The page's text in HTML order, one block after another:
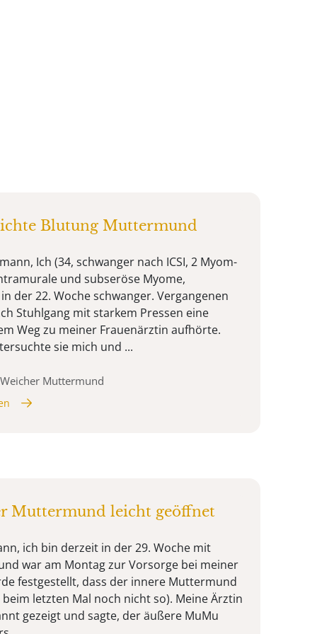
Blutung Muttermund
Ich (34, schwanger nach ICSI, 2 Myom-
und subseröse Myome,
der 22. Woche schwanger. Vergangenen
Stuhlgang mit starkem Pressen eine
Weg zu meiner Frauenärztin aufhörte.
sie mich und ...
Muttermund
Muttermund leicht geöffnet
ich bin derzeit in der 29. Woche mit
war am Montag zur Vorsorge bei meiner
festgestellt, dass der innere Muttermund
letzten Mal noch nicht so). Meine Ärztin
gezeigt und sagte, der äußere MuMu